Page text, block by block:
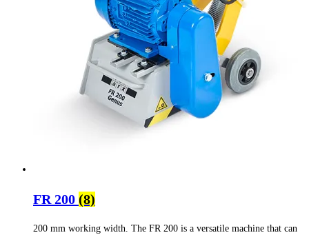
FR 200 (8)
200 mm working width. The FR 200 is a versatile machine that can